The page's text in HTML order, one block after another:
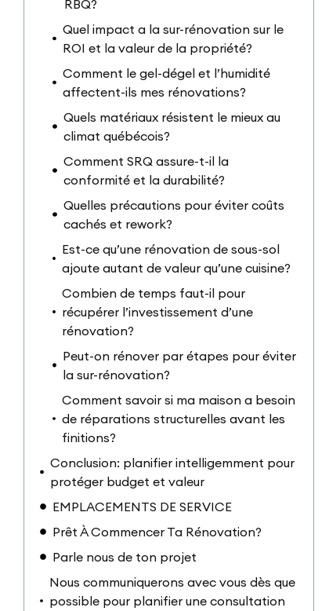
RBQ?
Quel impact a la sur-rénovation sur le
ROI et la valeur de la propriété?
Comment le gel-dégel et l’humidité
affectent-ils mes rénovations?
Quels matériaux résistent le mieux au
climat québécois?
Comment SRQ assure-t-il la
conformité et la durabilité?
Quelles précautions pour éviter coûts
cachés et rework?
Est-ce qu’une rénovation de sous-sol
ajoute autant de valeur qu’une cuisine?
Combien de temps faut-il pour
récupérer l’investissement d’une
rénovation?
Peut-on rénover par étapes pour éviter
la sur-rénovation?
Comment savoir si ma maison a besoin
de réparations structurelles avant les
finitions?
Conclusion: planifier intelligemment pour
protéger budget et valeur
EMPLACEMENTS DE SERVICE
Prêt À Commencer Ta Rénovation?
Parle nous de ton projet
Nous communiquerons avec vous dès que
possible pour planifier une consultation